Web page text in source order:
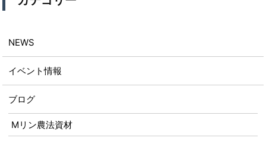
NEWS
イベント情報
ブログ
Mリン農法資材